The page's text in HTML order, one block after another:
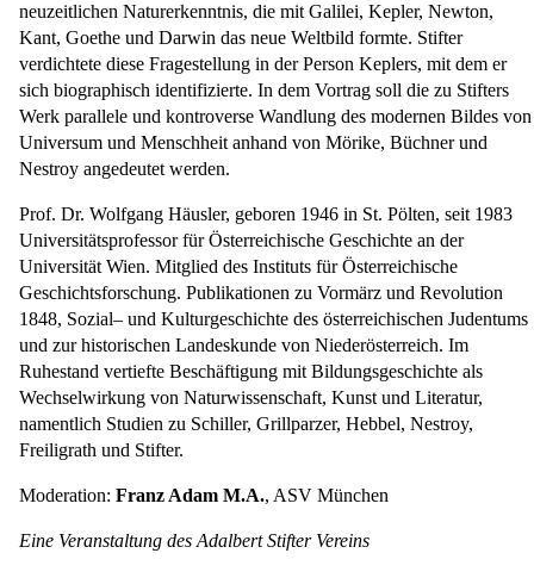
neuzeitlichen Naturerkenntnis, die mit Galilei, Kepler, Newton,
Kant, Goethe und Darwin das neue Weltbild formte. Stifter
verdichtete diese Fragestellung in der Person Keplers, mit dem er
sich biographisch identifi­zierte. In dem Vortrag soll die zu Stifters
Werk parallele und kontroverse Wandlung des moder­nen Bildes von
Universum und Menschheit anhand von Mörike, Büchner und
Nestroy angedeutet werden.
Prof. Dr. Wolfgang Häusler, geboren 1946 in St. Pölten, seit 1983
Universitätsprofessor für Österreichische Geschichte an der
Universität Wien. Mitglied des Instituts für Österreichische
Geschichtsforschung. Publikationen zu Vormärz und Revolution
1848, Sozial– und Kulturgeschichte des österreichischen Judentums
und zur historischen Landeskunde von Niederösterreich. Im
Ruhestand vertiefte Beschäftigung mit Bildungsgeschichte als
Wechselwirkung von Naturwissenschaft, Kunst und Literatur,
namentlich Studien zu Schiller, Grillparzer, Hebbel, Nestroy,
Freiligrath und Stifter.
Moderation: Franz Adam M.A., ASV München
Eine Veranstaltung des Adalbert Stifter Vereins